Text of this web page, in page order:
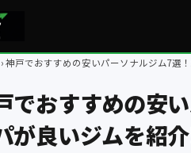
神戸でおすすめの安いパーソナルジム7選
でおすすめの安
が良いジムを紹